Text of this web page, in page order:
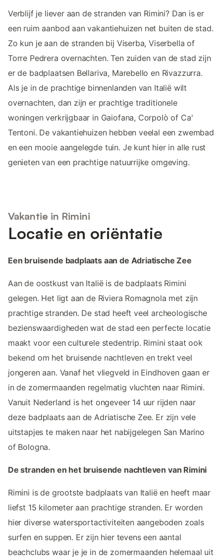
Verblijf je liever aan de stranden van Rimini? Dan is er
een ruim aanbod aan vakantiehuizen net buiten de stad.
Zo kun je aan de stranden bij Viserba, Viserbella of
Torre Pedrera overnachten. Ten zuiden van de stad zijn
er de badplaatsen Bellariva, Marebello en Rivazzurra.
Als je in de prachtige binnenlanden van Italië wilt
overnachten, dan zijn er prachtige traditionele
woningen verkrijgbaar in Gaiofana, Corpolò of Ca'
Tentoni. De vakantiehuizen hebben veelal een zwembad
en een mooie aangelegde tuin. Je kunt hier in alle rust
genieten van een prachtige natuurrijke omgeving.
Vakantie in Rimini
Locatie en oriëntatie
Een bruisende badplaats aan de Adriatische Zee
Aan de oostkust van Italië is de badplaats Rimini
gelegen. Het ligt aan de Riviera Romagnola met zijn
prachtige stranden. De stad heeft veel archeologische
bezienswaardigheden wat de stad een perfecte locatie
maakt voor een culturele stedentrip. Rimini staat ook
bekend om het bruisende nachtleven en trekt veel
jongeren aan. Vanaf het vliegveld in Eindhoven gaan er
in de zomermaanden regelmatig vluchten naar Rimini.
Vanuit Nederland is het ongeveer 14 uur rijden naar
deze badplaats aan de Adriatische Zee. Er zijn vele
uitstapjes te maken naar het nabijgelegen San Marino
of Bologna.
De stranden en het bruisende nachtleven van Rimini
Rimini is de grootste badplaats van Italië en heeft maar
liefst 15 kilometer aan prachtige stranden. Er worden
hier diverse watersportactiviteiten aangeboden zoals
surfen en suppen. Er zijn hier tevens een aantal
beachclubs waar je je in de zomermaanden helemaal uit